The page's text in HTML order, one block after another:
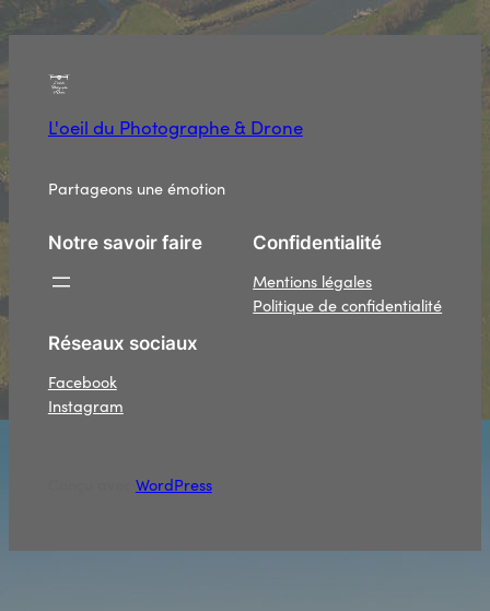
L'oeil du Photographe & Drone
Partageons une émotion
Notre savoir faire
Confidentialité
Mentions légales
Politique de confidentialité
Réseaux sociaux
Facebook
Instagram
WordPress